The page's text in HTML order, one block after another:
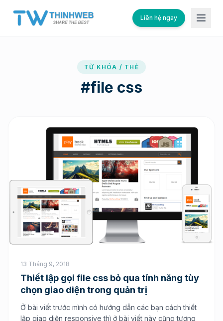
Liên hệ ngay
TỪ KHÓA / THẺ
#file css
13 Tháng 9, 2018
Thiết lập gọi file css bỏ qua tính năng tùy
chọn giao diện trong quản trị
Ở bài viết trước mình có hướng dẫn các bạn cách thiết
lập giao diện responsive thì ở bài viết này cũng tương